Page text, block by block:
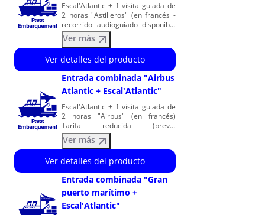
Escal'Atlantic + 1 visita guiada de
2 horas "Astilleros" (en francés -
recorrido audioguiado disponible
en español) Tarifa reducida
(previa presentación de un
justificante): estudiantes,
personas desempleadas,
personas con discapacidad y sus
acompañantes. Los astilleros: -
Deberá facilitar los apellidos, el
nacimiento y la nacionalidad de
cada participante. - Visita
recomendada a partir de los 7
años. - Es obligatorio llevar
calzado cerrado.
Ver más
Ver detalles del producto
Entrada combinada "Airbus
Atlantic + Escal'Atlantic"
Escal'Atlantic + 1 visita guiada de
2 horas "Airbus" (en francés)
Tarifa reducida (previa
presentación de un justificante):
estudiantes, personas
desempleadas, personas con
discapacidad y sus acompañantes.
Airbus: - Deberá facilitar los
apellidos, el nombre, la fecha y el
lugar de nacimiento y la
nacionalidad de cada participante.
Solo se aceptarán documentos
Ver más
Ver detalles del producto
Entrada combinada "Gran
puerto marítimo +
Escal'Atlantic"